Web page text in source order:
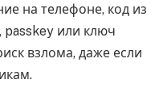
на телефоне, код из
или ключ
взлома, даже если